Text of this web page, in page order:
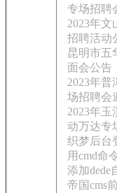
专场招聘
2023年
招聘活动
昆明市五
面会公告
2023年普
场招聘会
2023年玉
动万达专
织梦后台
用cmd命
添加dede
帝国cms